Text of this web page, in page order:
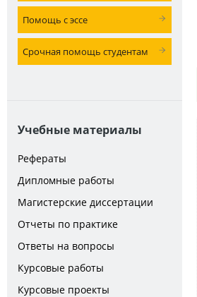
Помощь с эссе
Срочная помощь студентам
Учебные материалы
Рефераты
Дипломные работы
Магистерские диссертации
Отчеты по практике
Ответы на вопросы
Курсовые работы
Курсовые проекты